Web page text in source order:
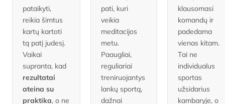
pataikyti,
reikia šimtus
kartų kartoti
tą patį judesį.
Vaikai
supranta, kad
rezultatai
ateina su
praktika, o ne
pati, kuri
veikia
meditacijos
metu.
Paaugliai,
reguliariai
treniruojantys
lankų sportą,
dažnai
klausomasi
komandų ir
padedama
vienas kitam.
Tai ne
individualus
sportas
užsidarius
kambaryje, o